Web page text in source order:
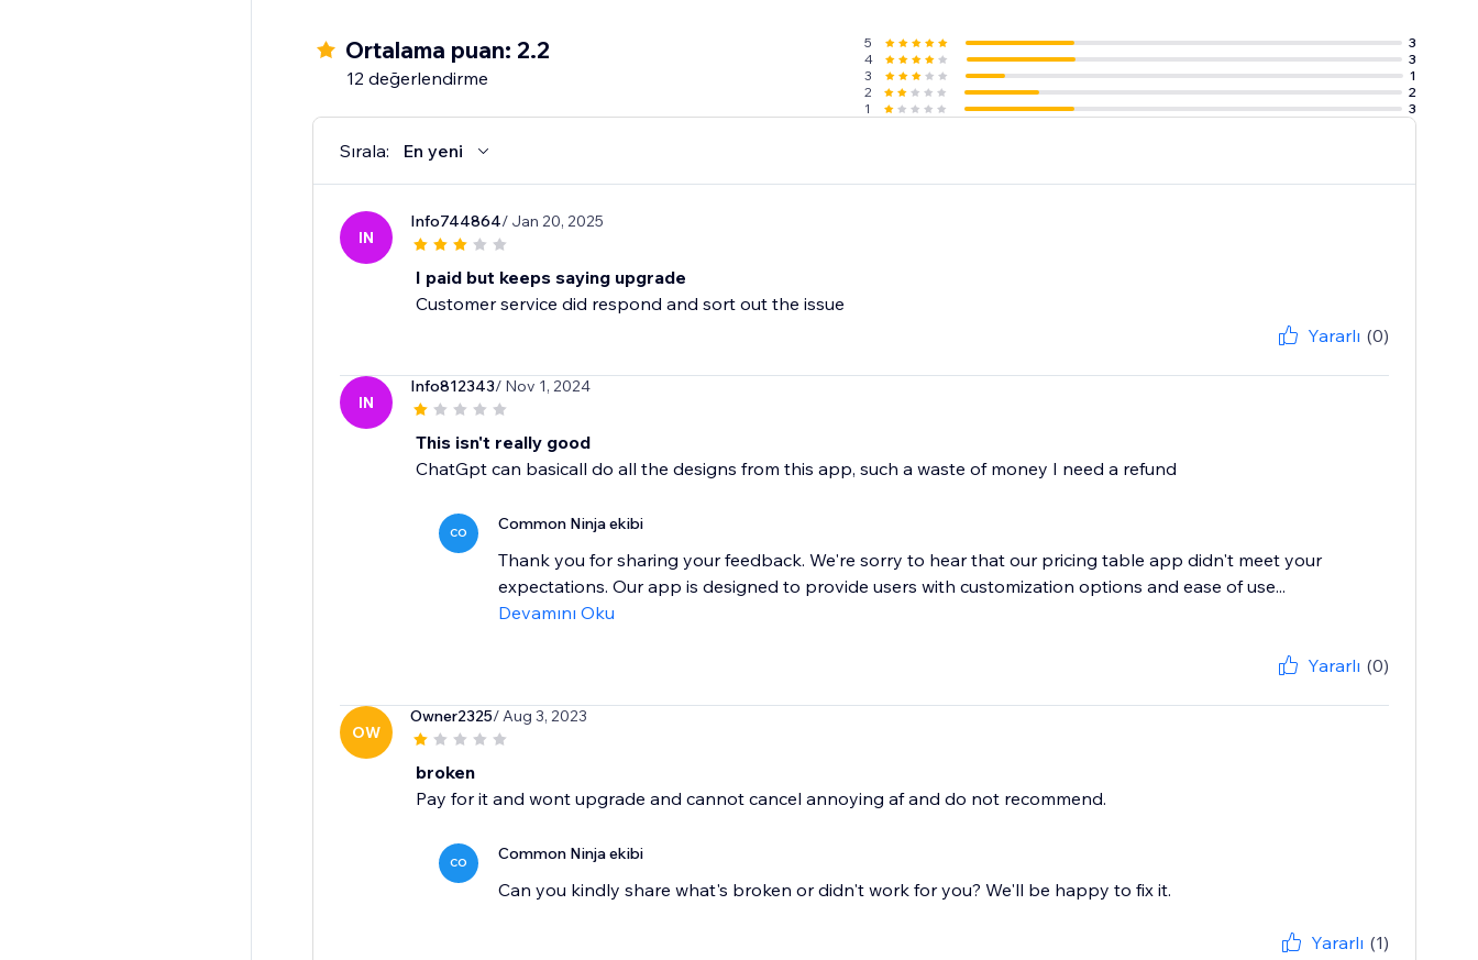
Ortalama puan: 2.2
12 değerlendirme
5
3
4
3
3
1
2
2
1
3
Sırala: En yeni
IN
Info744864/ Jan 20, 2025
I paid but keeps saying upgrade
Customer service did respond and sort out the issue
Yararlı (0)
IN
Info812343/ Nov 1, 2024
This isn't really good
ChatGpt can basicall do all the designs from this app, such a waste of money I need a refund
CO Common Ninja ekibi
Thank you for sharing your feedback. We're sorry to hear that our pricing table app didn't meet your
expectations. Our app is designed to provide users with customization options and ease of use...
Devamını Oku
Yararlı (0)
OW
Owner2325/ Aug 3, 2023
broken
Pay for it and wont upgrade and cannot cancel annoying af and do not recommend.
CO Common Ninja ekibi
Can you kindly share what's broken or didn't work for you? We'll be happy to fix it.
Yararlı (1)